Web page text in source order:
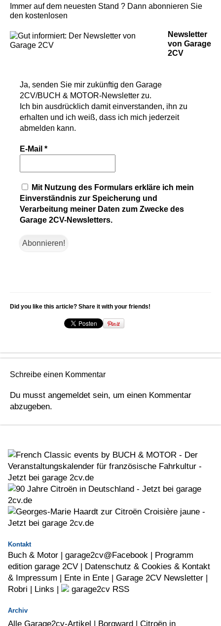
Immer auf dem neuesten Stand ? Dann abonnieren Sie
den kostenlosen
Newsletter
von Garage
2CV
Ja, senden Sie mir zukünftig den Garage
2CV/BUCH & MOTOR-Newsletter zu.
Ich bin ausdrücklich damit einverstanden, ihn zu
erhalten und ich weiß, dass ich mich jederzeit
abmelden kann.
E-Mail *
Mit Nutzung des Formulars erkläre ich mein
Einverständnis zur Speicherung und
Verarbeitung meiner Daten zum Zwecke des
Garage 2CV-Newsletters.
Did you like this article? Share it with your friends!
Schreibe einen Kommentar
Du musst angemeldet sein, um einen Kommentar
abzugeben.
Kontakt
Buch & Motor| garage2cv@Facebook | Programm
edition garage 2CV | Datenschutz & Cookies & Kontakt
& Impressum | Ente in Ente | Garage 2CV Newsletter |
Robri | Links | garage2cv RSS
Archiv
Alle Garage2cv-Artikel | Borgward| Citroën in